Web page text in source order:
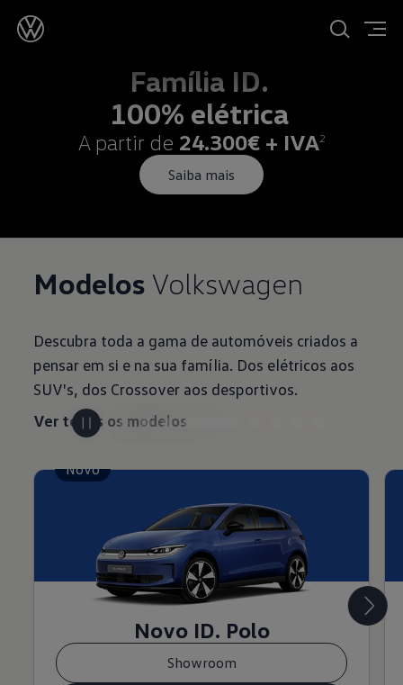
Família ID.
100% elétrica
A partir de 24.300€ + IVA2
Saiba mais
Modelos Volkswagen
Descubra toda a gama de automóveis criados a
pensar em si e na sua família. Dos elétricos aos
SUV's, dos Crossover aos desportivos.
Ver todos os modelos
Novo ID. Polo
Showroom
Novo